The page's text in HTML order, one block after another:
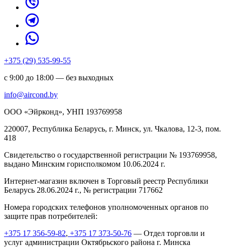
+375 (29) 535-99-55
с 9:00 до 18:00 — без выходных
info@aircond.by
ООО «Эйрконд», УНП 193769958
220007, Республика Беларусь, г. Минск, ул. Чкалова, 12-3, пом.
418
Cвидетельство о государственной регистрации № 193769958,
выдано Минским горисполкомом 10.06.2024 г.
Интернет-магазин включен в Торговый реестр Республики
Беларусь 28.06.2024 г., № регистрации 717662
Номера городских телефонов уполномоченных органов по
защите прав потребителей:
+375 17 356-59-82, +375 17 373-50-76 — Отдел торговли и
услуг администрации Октябрьского района г. Минска